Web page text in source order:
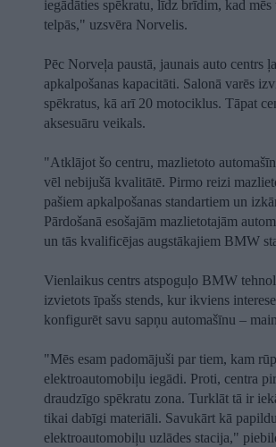
iegādāties spēkratu, līdz brīdim, kad
telpās," uzsvēra Norvelis.
Pēc Norveļa paustā, jaunais auto centrs
apkalpošanas kapacitāti. Salonā varēs
spēkratus, kā arī 20 motociklus. Tāpat
aksesuāru veikals.
"Atklājot šo centru, mazlietoto
vēl nebijušā kvalitātē. Pirmo reizi
pašiem apkalpošanas standartiem un
Pārdošanā esošajām mazlietotajām
un tās kvalificējas augstākajiem BMW
Vienlaikus centrs atspoguļo BMW
izvietots īpašs stends, kur ikviens
konfigurēt savu sapņu automašīnu –
"Mēs esam padomājuši par tiem, kam
elektroautomobiļu iegādi. Proti, centra
draudzīgo spēkratu zona. Turklāt tā ir
tikai dabīgi materiāli. Savukārt kā
elektroautomobiļu uzlādes stacija,"